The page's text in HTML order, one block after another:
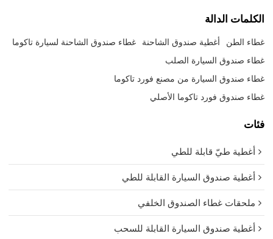
الكلمات الدالة
غطاء الطن أغطية صندوق الشاحنة غطاء صندوق الشاحنة لسيارة تاكوما
غطاء صندوق السيارة الصلب
غطاء صندوق السيارة من مصنع فورد تاكوما
غطاء صندوق فورد تاكوما الأصلي
فئات
أغطية طيّ قابلة للطي
أغطية صندوق السيارة القابلة للطي
ملحقات غطاء الصندوق الخلفي
أغطية صندوق السيارة القابلة للسحب